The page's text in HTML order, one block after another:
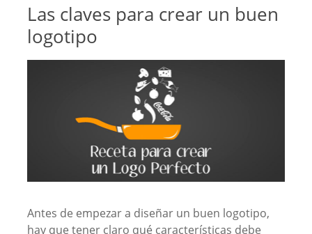
Las claves para crear un buen
logotipo
Antes de empezar a diseñar un buen logotipo,
hay que tener claro qué características debe